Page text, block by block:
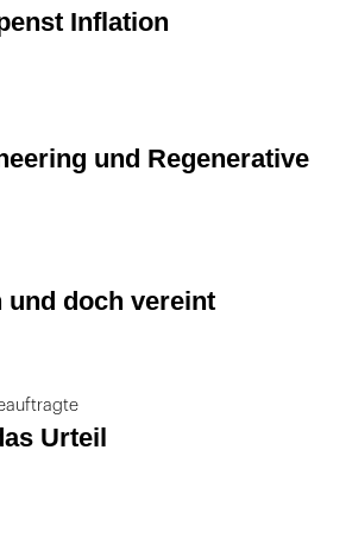
Inflation
und Regenerative
und doch vereint
Urteil